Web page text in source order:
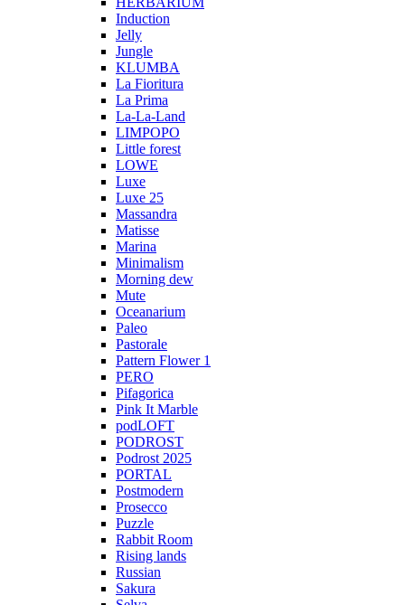
Induction
Jelly
Jungle
KLUMBA
La Fioritura
La Prima
La-La-Land
LIMPOPO
Little forest
LOWE
Luxe
Luxe 25
Massandra
Matisse
Marina
Minimalism
Morning dew
Mute
Oceanarium
Paleo
Pastorale
Pattern Flower 1
PERO
Pifagorica
Pink It Marble
podLOFT
PODROST
Podrost 2025
PORTAL
Postmodern
Prosecco
Puzzle
Rabbit Room
Rising lands
Russian
Sakura